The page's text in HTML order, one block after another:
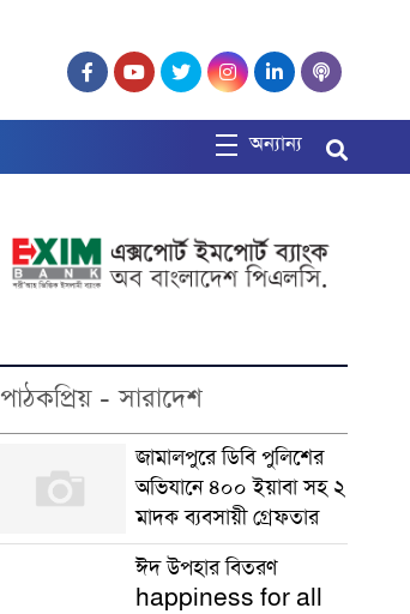
অন্যান্য
পাঠকপ্রিয় - সারাদেশ
জামালপুরে ডিবি পুলিশের
অভিযানে ৪০০ ইয়াবা সহ ২
মাদক ব্যবসায়ী গ্রেফতার
ঈদ উপহার বিতরণ
happiness for all